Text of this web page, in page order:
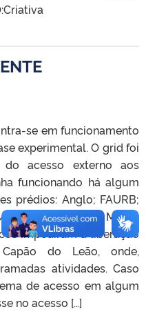
se em funcionamento
experimental. O grid foi
acesso externo aos
funcionando há algum
prédios: Anglo; FAURB;
ICH/FaE; e MALG.
impediram a liberação
do Leão, onde,
atividades. Caso
de acesso em algum
no acesso […]